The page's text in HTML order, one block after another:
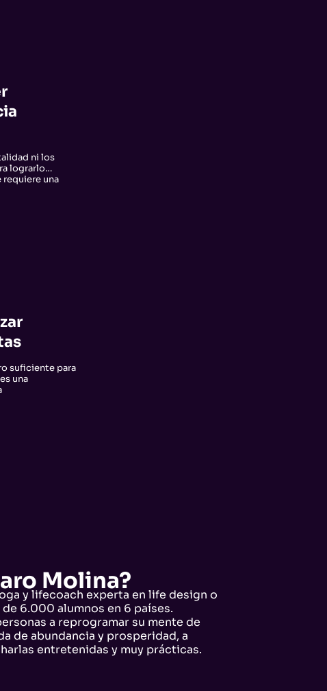
ni los
lograrlo…
requiere una
suficiente para
una
Molina?
y lifecoach experta en life design o
6.000 alumnos en 6 países.
a reprogramar su mente de
de abundancia y prosperidad, a
entretenidas y muy prácticas.